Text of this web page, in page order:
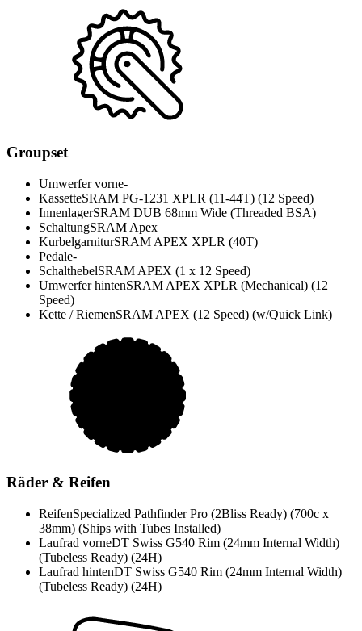
Groupset
Umwerfer vorne-
KassetteSRAM PG-1231 XPLR (11-44T) (12 Speed)
InnenlagerSRAM DUB 68mm Wide (Threaded BSA)
SchaltungSRAM Apex
KurbelgarniturSRAM APEX XPLR (40T)
Pedale-
SchalthebelSRAM APEX (1 x 12 Speed)
Umwerfer hintenSRAM APEX XPLR (Mechanical) (12
Speed)
Kette / RiemenSRAM APEX (12 Speed) (w/Quick Link)
Räder & Reifen
ReifenSpecialized Pathfinder Pro (2Bliss Ready) (700c x
38mm) (Ships with Tubes Installed)
Laufrad vorneDT Swiss G540 Rim (24mm Internal Width)
(Tubeless Ready) (24H)
Laufrad hintenDT Swiss G540 Rim (24mm Internal Width)
(Tubeless Ready) (24H)